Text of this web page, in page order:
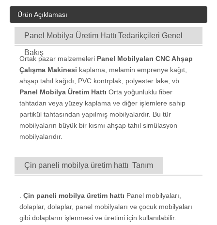
Ürün Açıklaması
Panel Mobilya Üretim Hattı Tedarikçileri Genel
Bakış
Ortak pazar malzemeleriPanel Mobilyaları CNC Ahşap
Çalışma Makinesi kaplama, melamin emprenye kağıt,
ahşap tahıl kağıdı, PVC kontrplak, polyester lake, vb.
Panel Mobilya Üretim HattıOrta yoğunluklu fiber
tahtadan veya yüzey kaplama ve diğer işlemlere sahip
partikül tahtasından yapılmış mobilyalardır. Bu tür
mobilyaların büyük bir kısmı ahşap tahıl simülasyon
.Çin paneli mobilya üretim hattıPanel mobilyaları,
dolaplar, dolaplar, panel mobilyaları ve çocuk mobilyaları